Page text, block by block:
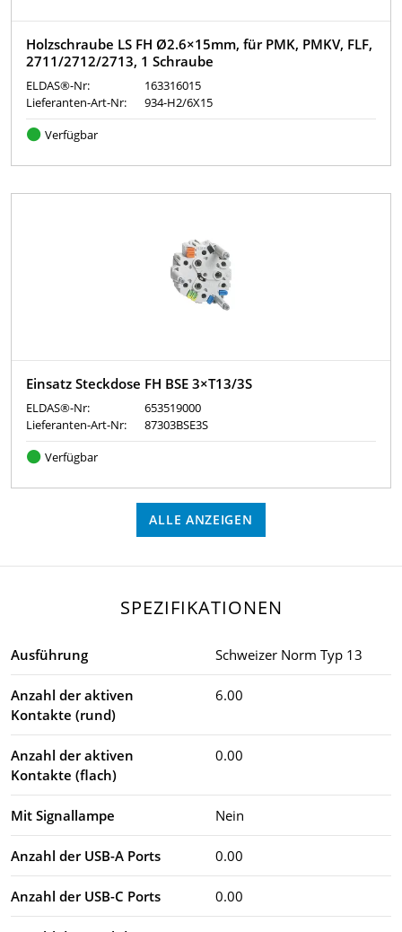
Holzschraube LS FH Ø2.6×15mm, für PMK, PMKV, FLF,
2711/2712/2713, 1 Schraube
ELDAS®-Nr:
163316015
Lieferanten-Art-Nr:
934-H2/6X15
Verfügbar
Einsatz Steckdose FH BSE 3×T13/3S
ELDAS®-Nr:
653519000
Lieferanten-Art-Nr:
87303BSE3S
Verfügbar
ALLE ANZEIGEN
SPEZIFIKATIONEN
Ausführung Schweizer Norm Typ 13
Anzahl der aktiven
Kontakte (rund)
6.00
Anzahl der aktiven
Kontakte (flach)
0.00
Mit Signallampe Nein
Anzahl der USB-A Ports 0.00
Anzahl der USB-C Ports 0.00